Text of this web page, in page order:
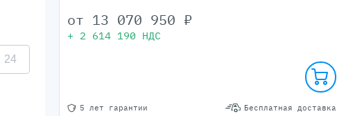
5 лет гарантии Бесплатная доставка
от 13 070 950 ₽
+ 2 614 190 НДС